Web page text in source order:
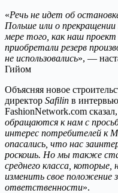
«Речь не идет об
Польше или о
мере того, как наш
приобретали резерв
не использовались», —
Гийом
Объясняя новое
директор Safilin в
FashionNetwork.com
обращаются к нам с
интерес потребителей к
опасались, что нас
роскошь. Но мы также
среднего класса, которые,
изменить свое положение
ответственности».